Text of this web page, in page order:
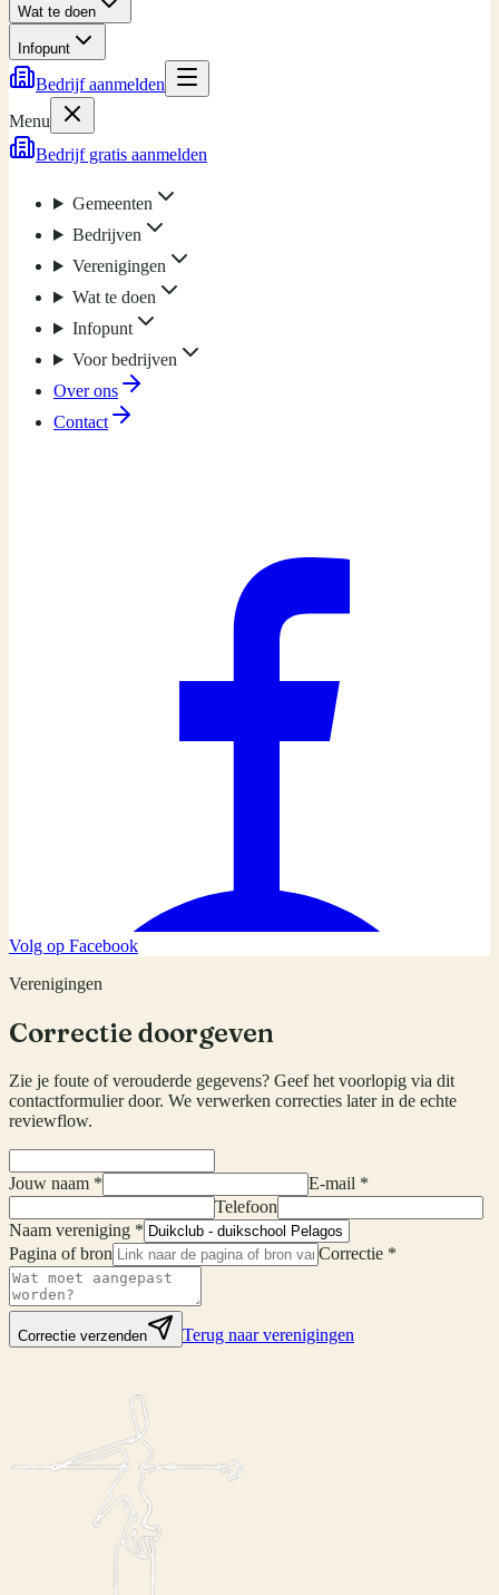
Wat te doen
Infopunt
Bedrijf aanmelden
Menu
Bedrijf gratis aanmelden
Gemeenten
Bedrijven
Verenigingen
Wat te doen
Infopunt
Voor bedrijven
Over ons
Contact
Volg op Facebook
Verenigingen
Correctie doorgeven
Zie je foute of verouderde gegevens? Geef het voorlopig via dit
contactformulier door. We verwerken correcties later in de echte
reviewflow.
Jouw naam *
E-mail *
Telefoon
Naam vereniging *
Pagina of bron
Correctie *
Correctie verzenden Terug naar verenigingen